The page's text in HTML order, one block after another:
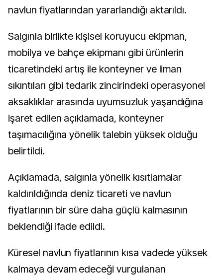
navlun fiyatlarından yararlandığı aktarıldı.
Salgınla birlikte kişisel koruyucu ekipman,
mobilya ve bahçe ekipmanı gibi ürünlerin
ticaretindeki artış ile konteyner ve liman
sıkıntıları gibi tedarik zincirindeki operasyonel
aksaklıklar arasında uyumsuzluk yaşandığına
işaret edilen açıklamada, konteyner
taşımacılığına yönelik talebin yüksek olduğu
belirtildi.
Açıklamada, salgınla yönelik kısıtlamalar
kaldırıldığında deniz ticareti ve navlun
fiyatlarının bir süre daha güçlü kalmasının
beklendiği ifade edildi.
Küresel navlun fiyatlarının kısa vadede yüksek
kalmaya devam edeceği vurgulanan